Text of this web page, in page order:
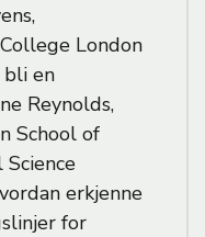
London
bli en
Reynolds,
School of
Science
erkjenne
for